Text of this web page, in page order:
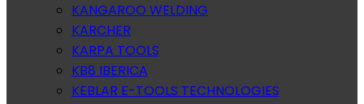
KANGAROO WELDING
KARCHER
KARPA TOOLS
KB8 IBERICA
KEBLAR E-TOOLS TECHNOLOGIES